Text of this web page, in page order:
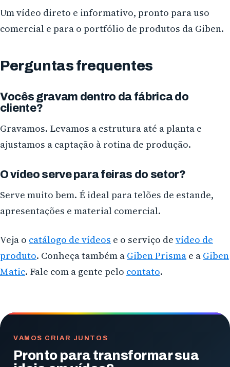
Um vídeo direto e informativo, pronto para uso
comercial e para o portfólio de produtos da Giben.
Perguntas frequentes
Vocês gravam dentro da fábrica do
cliente?
Gravamos. Levamos a estrutura até a planta e
ajustamos a captação à rotina de produção.
O vídeo serve para feiras do setor?
Serve muito bem. É ideal para telões de estande,
apresentações e material comercial.
Veja o catálogo de vídeos e o serviço de vídeo de
produto. Conheça também a Giben Prisma e a Giben
Matic. Fale com a gente pelo contato.
VAMOS CRIAR JUNTOS
Pronto para transformar sua